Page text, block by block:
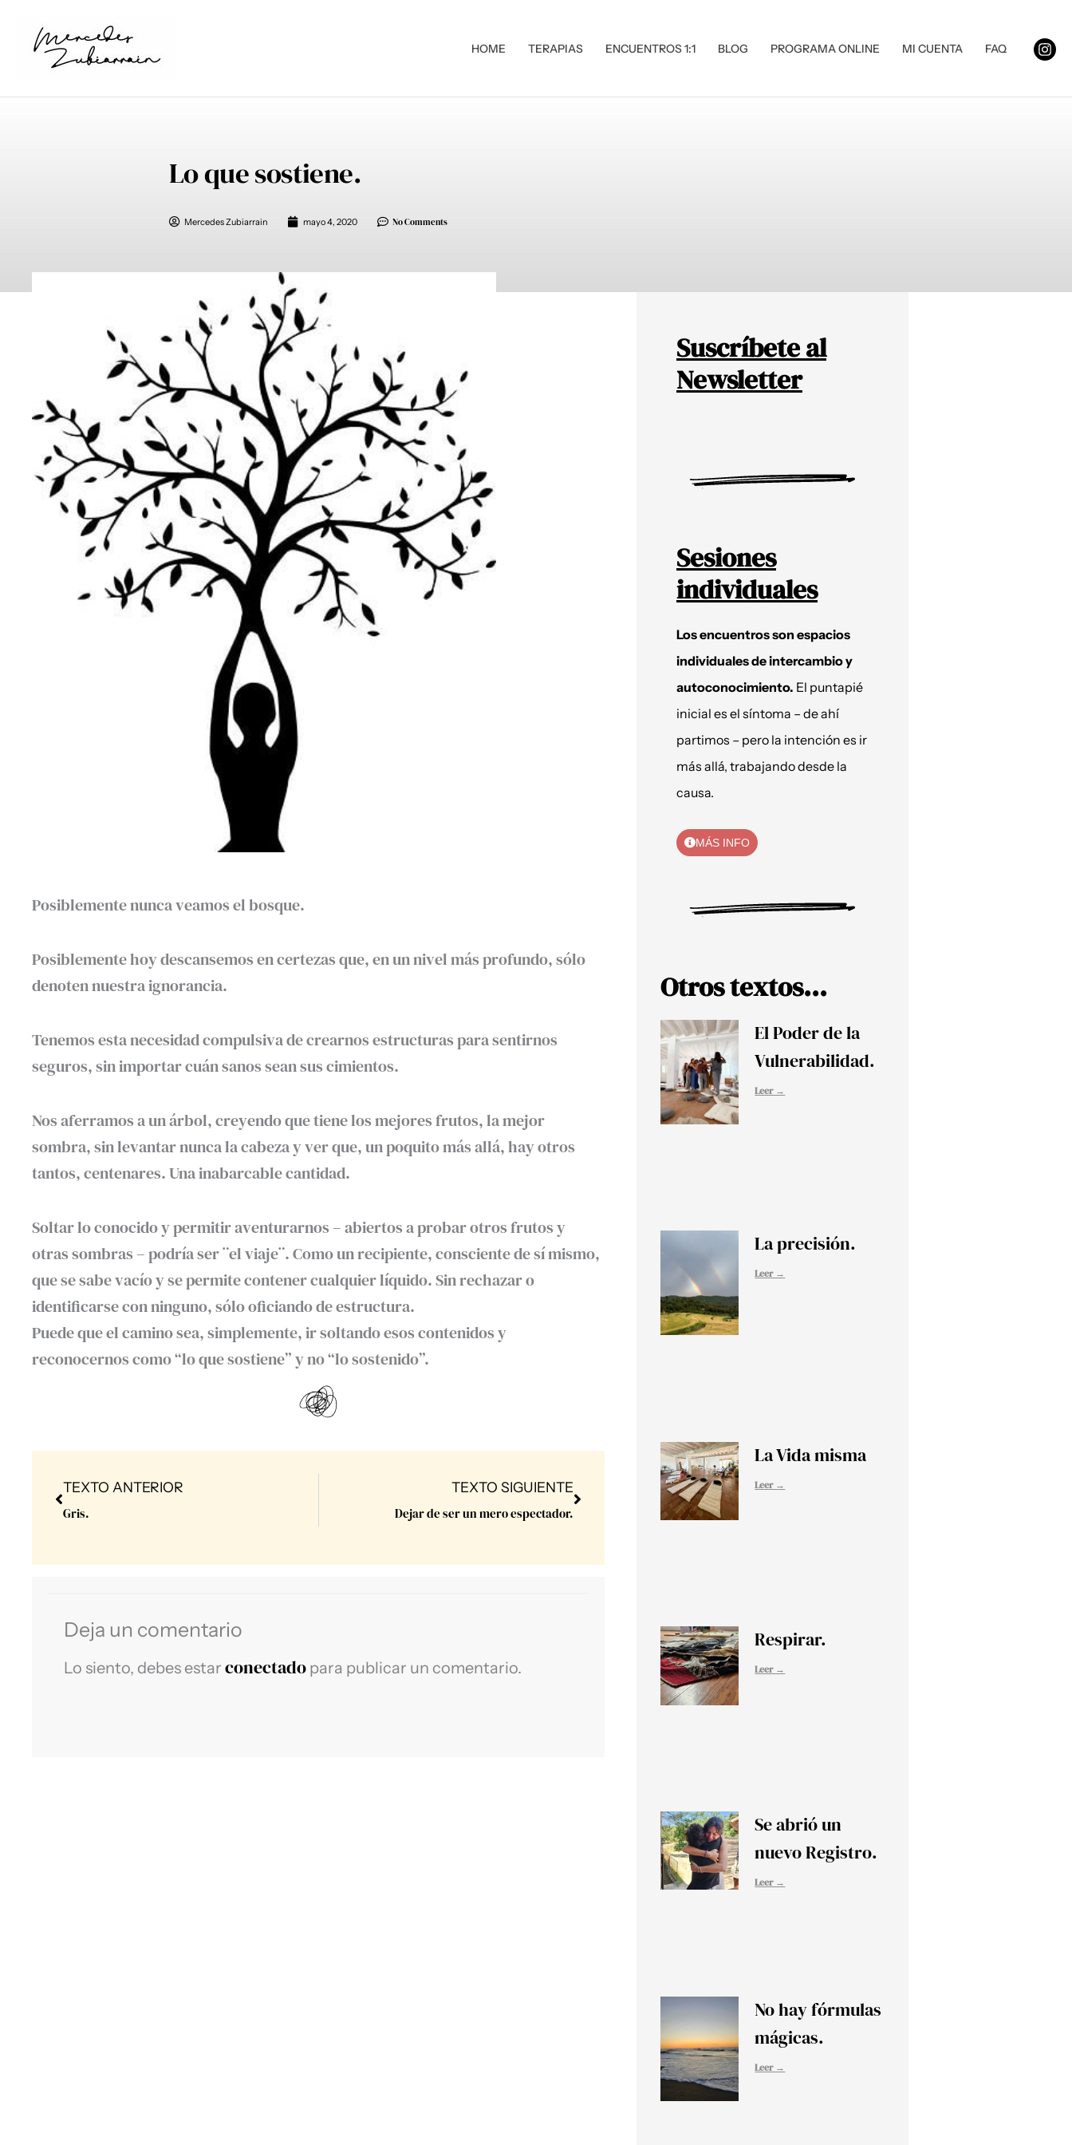
contenido
HOME TERAPIAS ENCUENTROS 1:1 BLOG PROGRAMA ONLINE MI CUENTA FAQ
Lo que sostiene.
Mercedes Zubiarrain mayo 4, 2020 No Comments
Posiblemente nunca veamos el bosque.
Posiblemente hoy descansemos en certezas que, en un nivel más profundo, sólo
denoten nuestra ignorancia.
Tenemos esta necesidad compulsiva de crearnos estructuras para sentirnos
seguros, sin importar cuán sanos sean sus cimientos.
Nos aferramos a un árbol, creyendo que tiene los mejores frutos, la mejor
sombra, sin levantar nunca la cabeza y ver que, un poquito más allá, hay otros
tantos, centenares. Una inabarcable cantidad.
Soltar lo conocido y permitir aventurarnos – abiertos a probar otros frutos y
otras sombras – podría ser ¨el viaje¨. Como un recipiente, consciente de sí mismo,
que se sabe vacío y se permite contener cualquier líquido. Sin rechazar o
identificarse con ninguno, sólo oficiando de estructura.
Puede que el camino sea, simplemente, ir soltando esos contenidos y
reconocernos como “lo que sostiene” y no “lo sostenido”.
Prev
TEXTO ANTERIOR
Gris.
TEXTO SIGUIENTE
Dejar de ser un mero espectador.
Deja un comentario
Lo siento, debes estar conectado para publicar un comentario.
Suscríbete al
Newsletter
Sesiones
individuales
Los encuentros son espacios
individuales de intercambio y
autoconocimiento. El puntapié
inicial es el síntoma – de ahí
partimos – pero la intención es ir
más allá, trabajando desde la
causa.
MÁS INFO
Otros textos...
El Poder de la
Vulnerabilidad.
Leer →
La precisión.
Leer →
La Vida misma
Leer →
Respirar.
Leer →
Se abrió un
nuevo Registro.
Leer →
No hay fórmulas
mágicas.
Leer →